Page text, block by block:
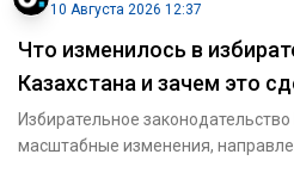
10 Августа 2026 12:37
Что изменилось в
Казахстана и зачем это
Избирательное
масштабные изменения,